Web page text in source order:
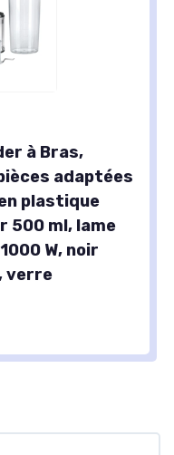
à Bras,
adaptées
plastique
500 ml, lame
W, noir
verre